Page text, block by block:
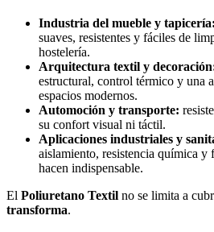
Industria del mueble y tapicería:
suaves, resistentes y fáciles de
hostelería.
Arquitectura textil y
estructural, control térmico y una
espacios modernos.
Automoción y transporte:
su confort visual ni táctil.
Aplicaciones industriales y
aislamiento, resistencia química
hacen indispensable.
El Poliuretano Textil no se limita a
transforma.